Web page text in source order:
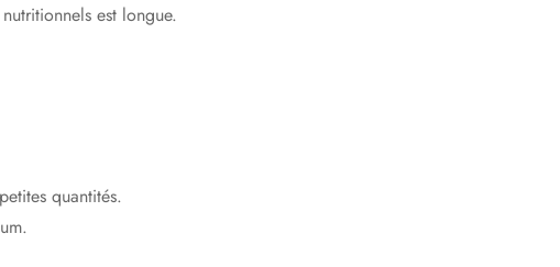
est longue.
quantités.